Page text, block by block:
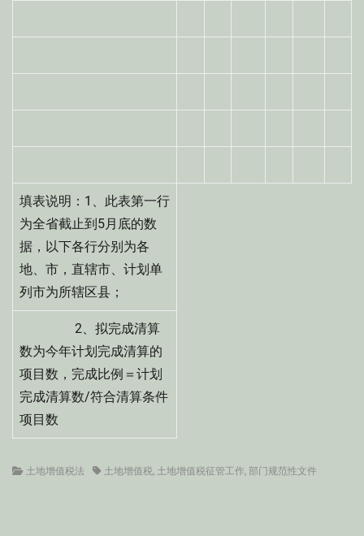
填表说明：1、此表第一行
为全省截止到5月底的数
据，以下各行分别为各
地、市，直辖市、计划单
列市为所辖区县；
2、拟完成清算
数为今年计划完成清算的
项目数，完成比例＝计划
完成清算数/符合清算条件
项目数
Categories
土地增值税法 Tags土地增值税, 土地增值税征管工作, 部门规范性文件